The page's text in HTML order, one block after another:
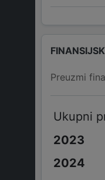
Preuzmi
Ukupni